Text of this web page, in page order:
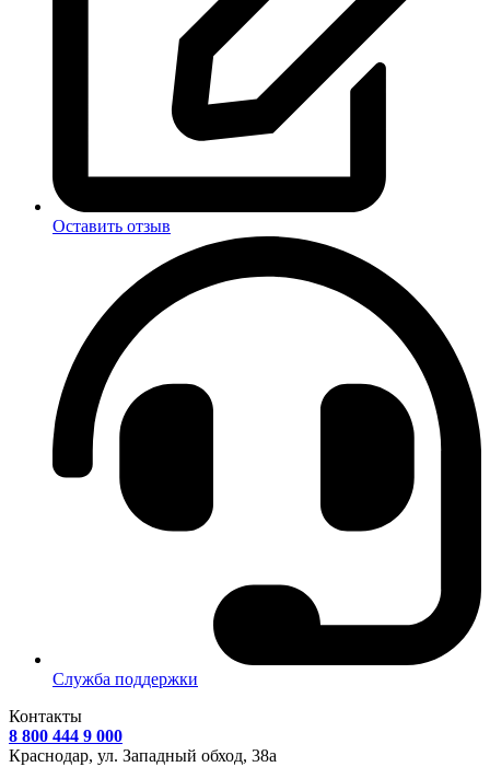
Оставить отзыв
Служба поддержки
Контакты
8 800 444 9 000
Краснодар, ул. Западный обход, 38а